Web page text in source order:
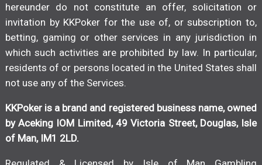
hereunder do not constitute an offer, solicitation or
invitation by KKPoker for the use of, or subscription to,
betting, gaming or other services in any jurisdiction in
which such activities are prohibited by law. In particular,
residents of or persons located in the United States shall
not use any of the Services.
KKPoker is a brand and registered business name, owned
by Aceking IOM Limited, 49 Victoria Street, Douglas, Isle
of Man, IM1 2LD.